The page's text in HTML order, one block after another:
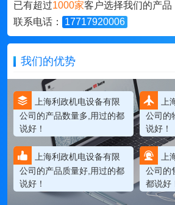
已有超过1000家客户选择我们的产品
联系电话：
17717920006
我们的优势
上海利政机电设备有限
公司的产品数量多,用过的都
说好！
上
公司的
说好！
上海利政机电设备有限
公司的产品质量好,用过的都
说好！
上
公司的
都说好